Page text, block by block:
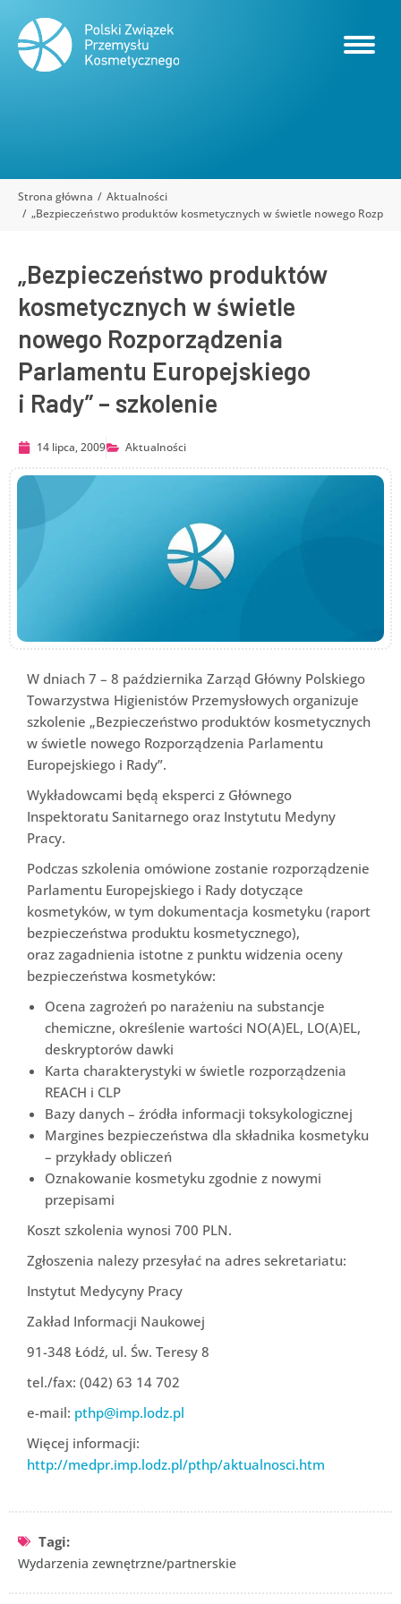
Jesteś tutaj:
Strona główna
Aktualności
„Bezpieczeństwo produktów kosmetycznych w świetle nowego
„Bezpieczeństwo produktów
kosmetycznych w świetle
nowego Rozporządzenia
Parlamentu Europejskiego
i Rady” – szkolenie
14 lipca, 2009 Aktualności
W dniach 7 – 8 października Zarząd Główny Polskiego
Towarzystwa Higienistów Przemysłowych organizuje
szkolenie „Bezpieczeństwo produktów kosmetycznych
w świetle nowego Rozporządzenia Parlamentu
Europejskiego i Rady”.
Wykładowcami będą eksperci z Głównego
Inspektoratu Sanitarnego oraz Instytutu Medyny
Pracy.
Podczas szkolenia omówione zostanie rozporządzenie
Parlamentu Europejskiego i Rady dotyczące
kosmetyków, w tym dokumentacja kosmetyku (raport
bezpieczeństwa produktu kosmetycznego),
oraz zagadnienia istotne z punktu widzenia oceny
bezpieczeństwa kosmetyków:
Ocena zagrożeń po narażeniu na substancje
chemiczne, określenie wartości NO(A)EL, LO(A)EL,
deskryptorów dawki
Karta charakterystyki w świetle rozporządzenia
REACH i CLP
Bazy danych – źródła informacji toksykologicznej
Margines bezpieczeństwa dla składnika kosmetyku
– przykłady obliczeń
Oznakowanie kosmetyku zgodnie z nowymi
przepisami
Koszt szkolenia wynosi 700 PLN.
Zgłoszenia nalezy przesyłać na adres sekretariatu:
Instytut Medycyny Pracy
Zakład Informacji Naukowej
91-348 Łódź, ul. Św. Teresy 8
tel./fax: (042) 63 14 702
e-mail: pthp@imp.lodz.pl
Więcej informacji:
http://medpr.imp.lodz.pl/pthp/aktualnosci.htm
Tagi:
Wydarzenia zewnętrzne/partnerskie